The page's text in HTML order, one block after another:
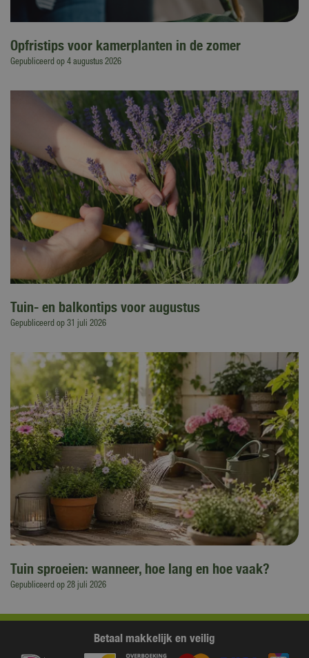
Opfristips voor kamerplanten in de zomer
Gepubliceerd op 4 augustus 2026
Tuin- en balkontips voor augustus
Gepubliceerd op 31 juli 2026
Tuin sproeien: wanneer, hoe lang en hoe vaak?
Gepubliceerd op 28 juli 2026
Betaal makkelijk en veilig